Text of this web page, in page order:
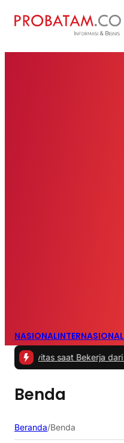
NASIONALINTERNASIONAL
saat Bekerja dari Rumah|
Benda
Beranda/Benda